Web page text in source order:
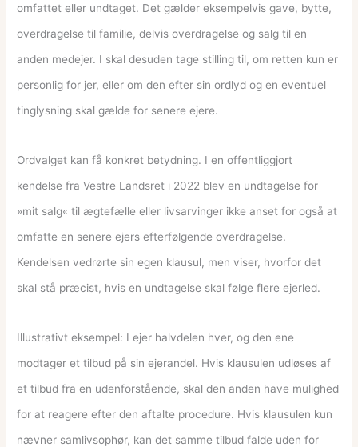
omfattet eller undtaget. Det gælder eksempelvis gave, bytte,
overdragelse til familie, delvis overdragelse og salg til en
anden medejer. I skal desuden tage stilling til, om retten kun er
personlig for jer, eller om den efter sin ordlyd og en eventuel
tinglysning skal gælde for senere ejere.
Ordvalget kan få konkret betydning. I en offentliggjort
kendelse fra Vestre Landsret i 2022 blev en undtagelse for
»mit salg« til ægtefælle eller livsarvinger ikke anset for også at
omfatte en senere ejers efterfølgende overdragelse.
Kendelsen vedrørte sin egen klausul, men viser, hvorfor det
skal stå præcist, hvis en undtagelse skal følge flere ejerled.
Illustrativt eksempel: I ejer halvdelen hver, og den ene
modtager et tilbud på sin ejerandel. Hvis klausulen udløses af
et tilbud fra en udenforstående, skal den anden have mulighed
for at reagere efter den aftalte procedure. Hvis klausulen kun
nævner samlivsophør, kan det samme tilbud falde uden for